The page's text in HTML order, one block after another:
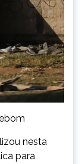
nesta
para